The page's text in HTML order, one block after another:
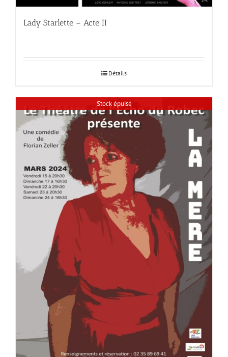
Lady Starlette – Acte II
Détails
Stock épuisé